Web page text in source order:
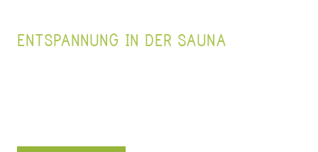
ENTSPANNUNG IN DER SAUNA